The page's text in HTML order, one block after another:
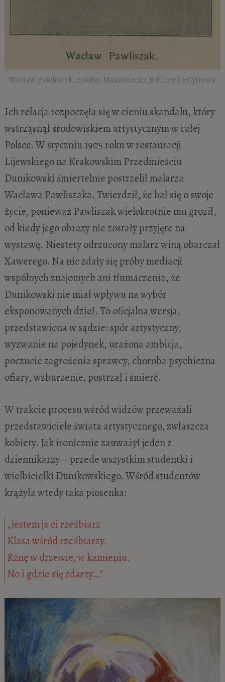
Wacław Pawliszak, źródło: Mazowiecka Biblioteka Cyfrowa
Ich relacja rozpoczęła się w cieniu skandalu, który
wstrząsnął środowiskiem artystycznym w całej
Polsce. W styczniu 1905 roku w restauracji
Lijewskiego na Krakowskim Przedmieściu
Dunikowski śmiertelnie postrzelił malarza
Wacława Pawliszaka. Twierdził, że bał się o swoje
życie, ponieważ Pawliszak wielokrotnie mu groził,
od kiedy jego obrazy nie zostały przyjęte na
wystawę. Niestety odrzucony malarz winą obarczał
Xawerego. Na nic zdały się próby mediacji
wspólnych znajomych ani tłumaczenia, że
Dunikowski nie miał wpływu na wybór
eksponowanych dzieł. To oficjalna wersja,
przedstawiona w sądzie: spór artystyczny,
wyzwanie na pojedynek, urażona ambicja,
poczucie zagrożenia sprawcy, choroba psychiczna
ofiary, wzburzenie, postrzał i śmierć.
W trakcie procesu wśród widzów przeważali
przedstawiciele świata artystycznego, zwłaszcza
kobiety. Jak ironicznie zauważył jeden z
dziennikarzy – przede wszystkim studentki i
wielbicielki Dunikowskiego. Wśród studentów
krążyła wtedy taka piosenka:
„Jestem ja ci rzeźbiarz
Klasa wśród rzeźbiarzy.
Rżnę w drzewie, w kamieniu.
No i gdzie się zdarzy…”